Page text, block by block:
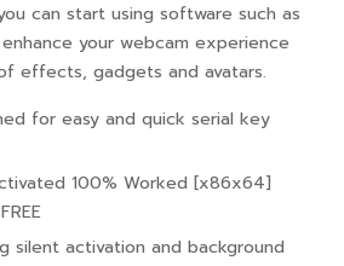
can start using software such as
your webcam experience
effects, gadgets and avatars.
for easy and quick serial key
100% Worked [x86x64]
silent activation and background